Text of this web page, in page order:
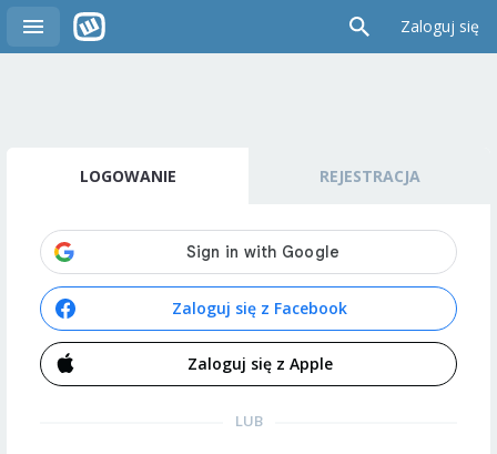
Zaloguj się
LOGOWANIE REJESTRACJA
Zaloguj się z Facebook
Zaloguj się z Apple
LUB